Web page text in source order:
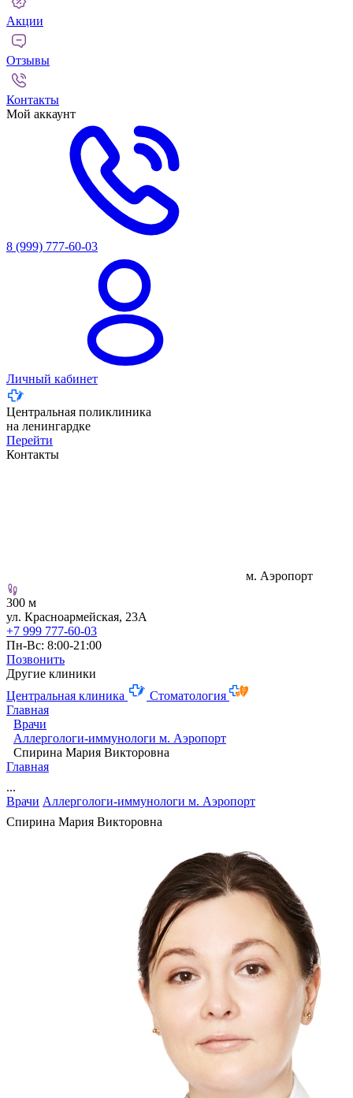
Акции
Отзывы
Контакты
Мой аккаунт
8 (999) 777-60-03
Личный кабинет
Центральная поликлиника
на ленингардке
Перейти
Контакты
м. Аэропорт
300 м
ул. Красноармейская, 23А
+7 999 777-60-03
Пн-Вс: 8:00-21:00
Позвонить
Другие клиники
Центральная клиника
Стоматология
Главная
Врачи
Аллергологи-иммунологи м. Аэропорт
Спирина Мария Викторовна
Главная
...
Врачи Аллергологи-иммунологи м. Аэропорт
Спирина Мария Викторовна